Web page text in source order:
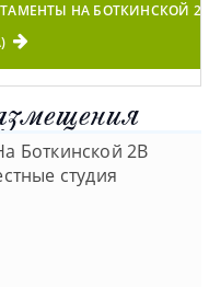
НА БОТКИНСКОЙ